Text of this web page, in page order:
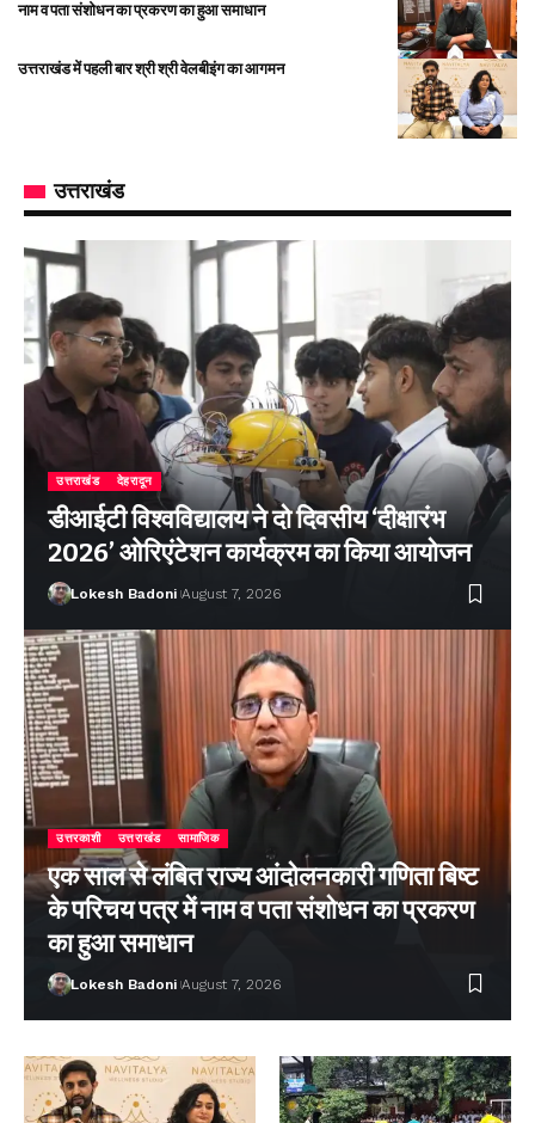
नाम व पता संशोधन का प्रकरण का हुआ समाधान
उत्तराखंड में पहली बार श्री श्री वेलबीइंग का आगमन
उत्तराखंड
उत्तराखंड देहरादून
डीआईटी विश्वविद्यालय ने दो दिवसीय ‘दीक्षारंभ
2026’ ओरिएंटेशन कार्यक्रम का किया आयोजन
Lokesh Badoni August 7, 2026
उत्तरकाशी उत्तराखंड सामाजिक
एक साल से लंबित राज्य आंदोलनकारी गणिता बिष्ट
के परिचय पत्र में नाम व पता संशोधन का प्रकरण
का हुआ समाधान
Lokesh Badoni August 7, 2026